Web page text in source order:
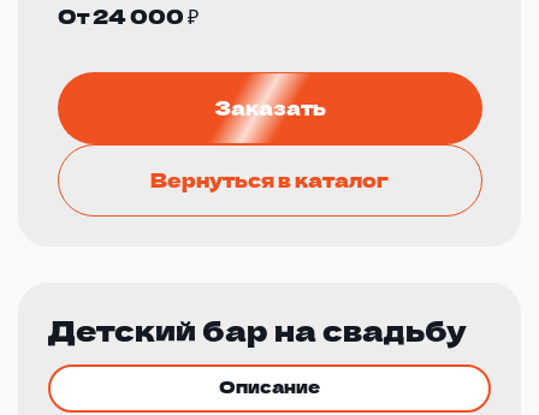
От 24 000 ₽
Заказать
Вернуться в каталог
Детский бар на свадьбу
Описание